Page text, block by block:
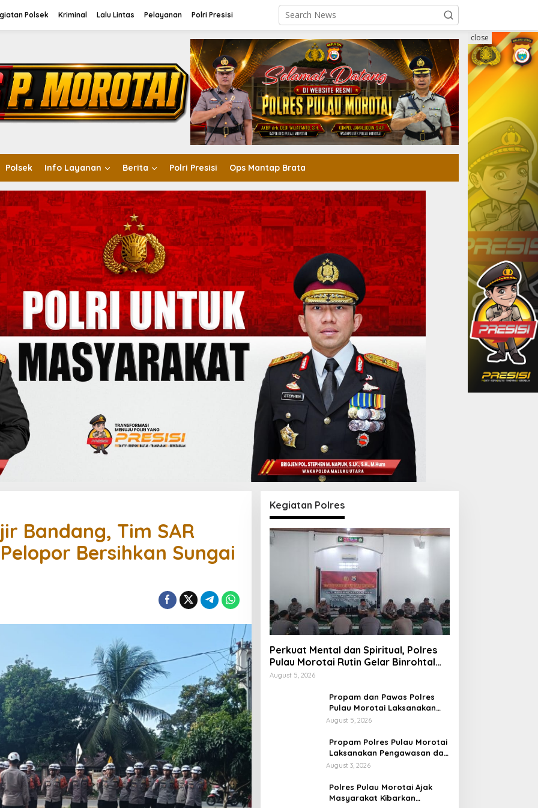
Polsek Kriminal Lalu Lintas Pelayanan Polri Presisi
Polsek Info Layanan Berita Polri Presisi Ops Mantap Brata
close
Bandang, Tim SAR
Bersihkan Sungai
Kegiatan Polres
Perkuat Mental dan Spiritual, Polres
Pulau Morotai Rutin Gelar Binrohtal
untuk Bentuk Personel Berintegritas
August 5, 2026
Propam dan Pawas Polres
Pulau Morotai Laksanakan
Pengecekan Pelayanan,
Mendapat Pelayanan Optimal
August 5, 2026
Propam Polres Pulau Morotai
Laksanakan Pengawasan dan
Pengecekan Personel Saat
Fungsi
August 3, 2026
Polres Pulau Morotai Ajak
Masyarakat Kibarkan